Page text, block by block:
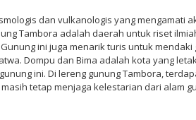
dan vulkanologis yang mengamati
Tambora adalah daerah untuk riset
ini juga menarik turis untuk mendaki
Dompu dan Bima adalah kota yang
ini. Di lereng gunung Tambora,
tetap menjaga kelestarian dari alam